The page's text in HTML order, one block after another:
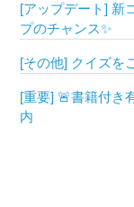
[アップデート] 新
プのチャンス✨
[その他] クイズを
[重要] 🚨書籍付き
内